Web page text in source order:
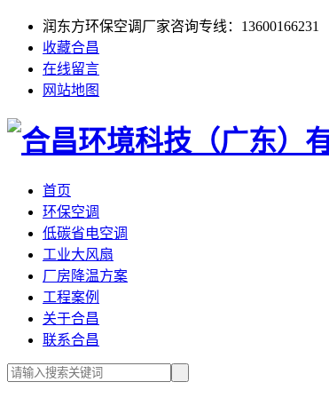
润东方环保空调厂家咨询专线：13600166231
收藏合昌
在线留言
网站地图
首页
环保空调
低碳省电空调
工业大风扇
厂房降温方案
工程案例
关于合昌
联系合昌